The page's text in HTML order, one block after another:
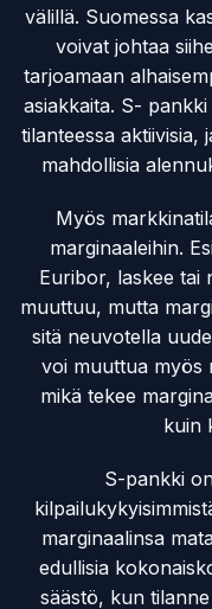
välillä. Suomessa
voivat johtaa
tarjoamaan
asiakkaita. S-
tilanteessa aktiivisia,
mahdollisia
Myös
marginaaleihin.
Euribor, laskee tai
muuttuu, mutta
sitä neuvotella
voi muuttua myös
mikä tekee
kuin
S-pankki
marginaalinsa
edullisia
säästö, kun